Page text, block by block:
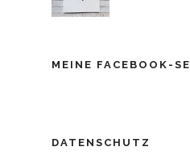
MEINE FACEBOOK-
DATENSCHUTZ